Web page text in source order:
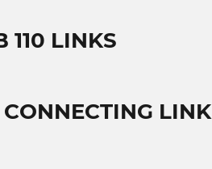
110 LINKS
LINK